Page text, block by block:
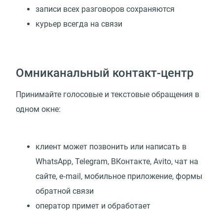
записи всех разговоров сохраняются
курьер всегда на связи
Омниканальный контакт-центр
Принимайте голосовые и текстовые обращения в
одном окне:
клиент может позвонить или написать в
WhatsApp, Telegram, ВКонтакте, Avito, чат на
сайте, e‑mail, мобильное приложение, формы
обратной связи
оператор примет и обработает